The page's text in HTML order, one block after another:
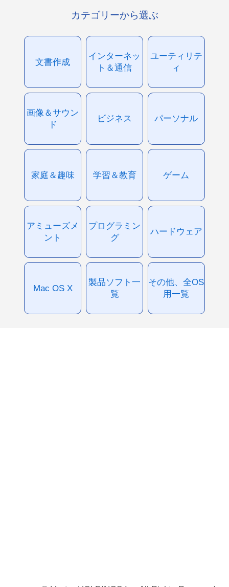
カテゴリーから選ぶ
文書作成
インターネッ
ト＆通信
ユーティリテ
ィ
画像＆サウン
ド
ビジネス パーソナル
家庭＆趣味 学習＆教育 ゲーム
アミューズメ
ント
プログラミン
グ
ハードウェア
Mac OS X
製品ソフト一
覧
その他、全OS
用一覧